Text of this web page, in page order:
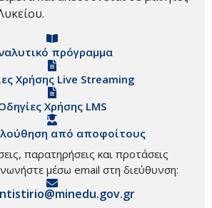
πρόγραμμα
Χρήσης Live Streaming
Χρήσης LMS
από αποφοίτους
παρατηρήσεις και προτάσεις
μέσω email στη διεύθυνση: